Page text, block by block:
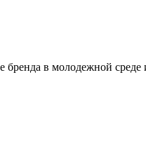
в молодежной среде